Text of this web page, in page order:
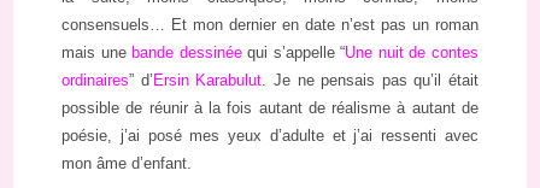
consensuels… Et mon dernier en date n’est pas un roman
mais une bande dessinéequi s’appelle “Une nuit de contes
ordinaires” d’ Ersin Karabulut. Je ne pensais pas qu’il était
possible de réunir à la fois autant de réalisme à autant de
poésie, j’ai posé mes yeux d’adulte et j’ai ressenti avec
mon âme d’enfant.